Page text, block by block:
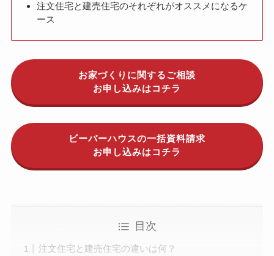
注文住宅と建売住宅のそれぞれがオススメになるケ
ース
お家づくりに関するご相談
お申し込みはコチラ
ビーバーハウスの一括資料請求
お申し込みはコチラ
目次
注文住宅と建売住宅の違いは何？